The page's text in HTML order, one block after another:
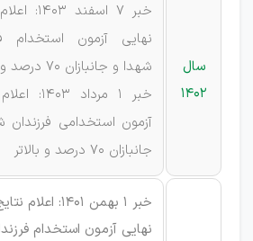
سال
1402
خبر 7 اسفند
نهایی آزمون استخدام
شهدا و جانبازان 70 درصد و بالاتر
خبر 1 مرداد
آزمون استخدامی فرزندان
جانبازان ۷۰ درصد و بالاتر
خبر 1 بهمن 1401: اعلام
نهایی آزمون استخدام